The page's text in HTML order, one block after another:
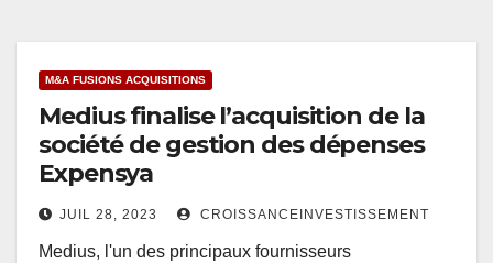
M&A FUSIONS ACQUISITIONS
Medius finalise l’acquisition de la
société de gestion des dépenses
Expensya
JUIL 28, 2023 CROISSANCEINVESTISSEMENT
Medius, l'un des principaux fournisseurs